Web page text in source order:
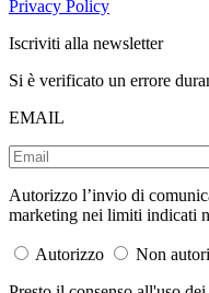
Privacy Policy
Iscriviti alla newsletter
Si è verificato un errore
EMAIL
Autorizzo l’invio di
marketing nei limiti indicati
Autorizzo
Non